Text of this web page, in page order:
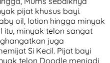
pijat khusus bayi.
oil, lotion hingga minyak
itu, minyak telon sangat
juga
Si Kecil. Pijat bayi
telon Doodle menjadi